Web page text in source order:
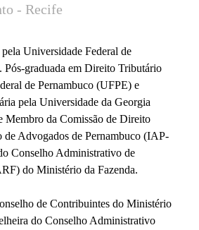
- Recife
Universidade Federal de
Pós-graduada em Direito Tributário
de Pernambuco (UFPE) e
pela Universidade da Georgia
Membro da Comissão de Direito
Advogados de Pernambuco (IAP-
Conselho Administrativo de
do Ministério da Fazenda.
de Contribuintes do Ministério
do Conselho Administrativo